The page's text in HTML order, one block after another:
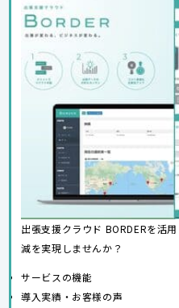
出張支援クラウド BORDERを活
減を実現しませんか？
サービスの機能
導入実績・お客様の声